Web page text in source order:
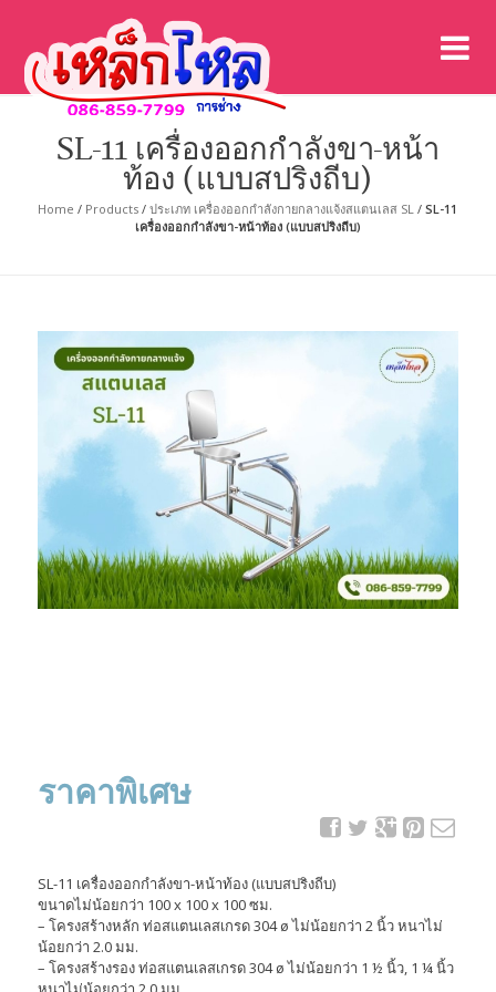
SL-11 เครื่องออกกำลังขา-หน้า
ท้อง (แบบสปริงถีบ)
Home / Products /ประเภท เครื่องออกกำลังกายกลางแจ้งสแตนเลส SL /SL-11
เครื่องออกกำลังขา-หน้าท้อง (แบบสปริงถีบ)
ราคาพิเศษ
SL-11 เครื่องออกกำลังขา-หน้าท้อง (แบบสปริงถีบ)
ขนาดไม่น้อยกว่า 100 x 100 x 100 ซม.
– โครงสร้างหลัก ท่อสแตนเลสเกรด 304 ø ไม่น้อยกว่า 2 นิ้ว หนาไม่
น้อยกว่า 2.0 มม.
– โครงสร้างรอง ท่อสแตนเลสเกรด 304 ø ไม่น้อยกว่า 1 ½ นิ้ว, 1 ¼ นิ้ว